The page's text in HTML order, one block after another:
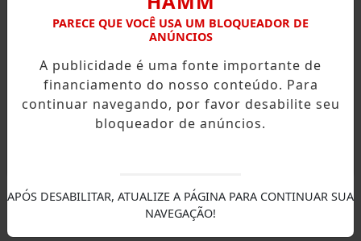
PARECE QUE VOCÊ USA UM BLOQUEADOR DE
ANÚNCIOS
A publicidade é uma fonte importante de
financiamento do nosso conteúdo. Para
continuar navegando, por favor desabilite seu
bloqueador de anúncios.
APÓS DESABILITAR, ATUALIZE A PÁGINA PARA CONTINUAR SUA
NAVEGAÇÃO!